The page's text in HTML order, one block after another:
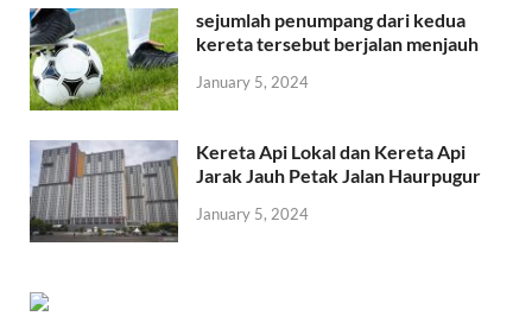
sejumlah penumpang dari kedua
kereta tersebut berjalan menjauh
January 5, 2024
Kereta Api Lokal dan Kereta Api
Jarak Jauh Petak Jalan Haurpugur
January 5, 2024